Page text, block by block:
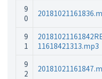
9
0
9
1
11618421313.mp3
9
2